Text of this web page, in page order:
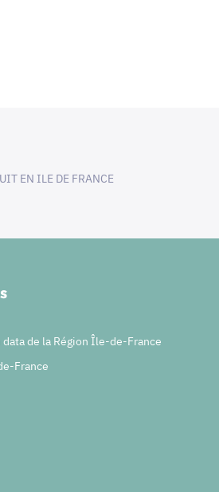
EN ILE DE FRANCE
de la Région Île-de-France
France